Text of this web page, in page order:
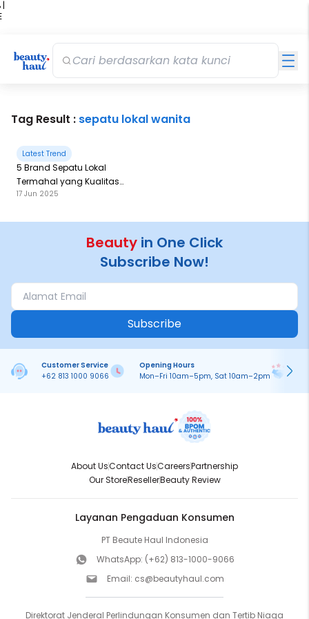
|
Tag Result : sepatu lokal wanita
Latest Trend
5 Brand Sepatu Lokal
Termahal yang Kualitas
yang Gak Kalah dari Brand
17 Jun 2025
Beauty in One Click
Subscribe Now!
Subscribe
Customer Service
+62 813 1000 9066
Opening Hours
Mon–Fri 10am–5pm, Sat 10am–2pm
About UsContact UsCareersPartnership
Our StoreResellerBeauty Review
Layanan Pengaduan Konsumen
PT Beaute Haul Indonesia
WhatsApp: (+62) 813-1000-9066
Email: cs@beautyhaul.com
Direktorat Jenderal Perlindungan Konsumen dan Tertib Niaga